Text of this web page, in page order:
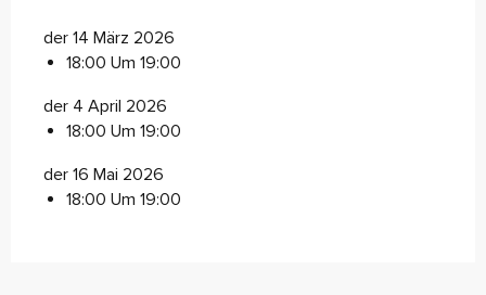
der 14 März 2026
18:00 Um 19:00
der 4 April 2026
18:00 Um 19:00
der 16 Mai 2026
18:00 Um 19:00